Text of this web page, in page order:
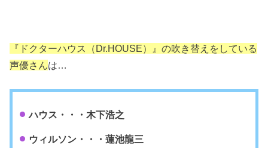
『ドクターハウス（Dr.HOUSE）』の吹き替えをしている
声優さん は…
ハウス・・・木下浩之
ウィルソン・・・蓮池龍三